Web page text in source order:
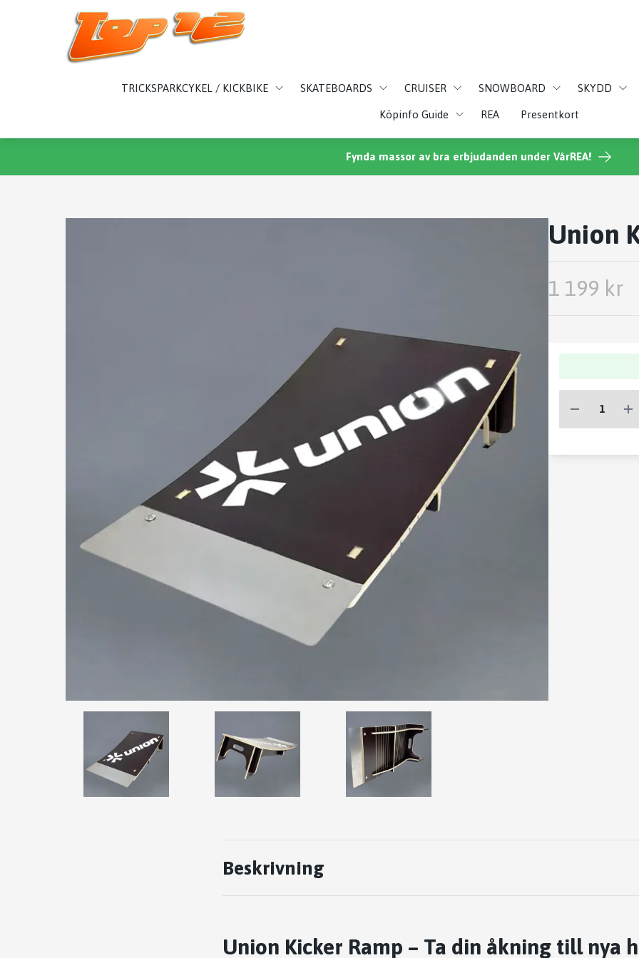
TRICKSPARKCYKEL / KICKBIKE SKATEBOARDS CRUISER SNOWBOARD SKYDD
Köpinfo Guide REA Presentkort
Fynda massor av bra erbjudanden under VårREA!
Union
1 199 kr
Beskrivning
Union Kicker Ramp – Ta din åkning till nya